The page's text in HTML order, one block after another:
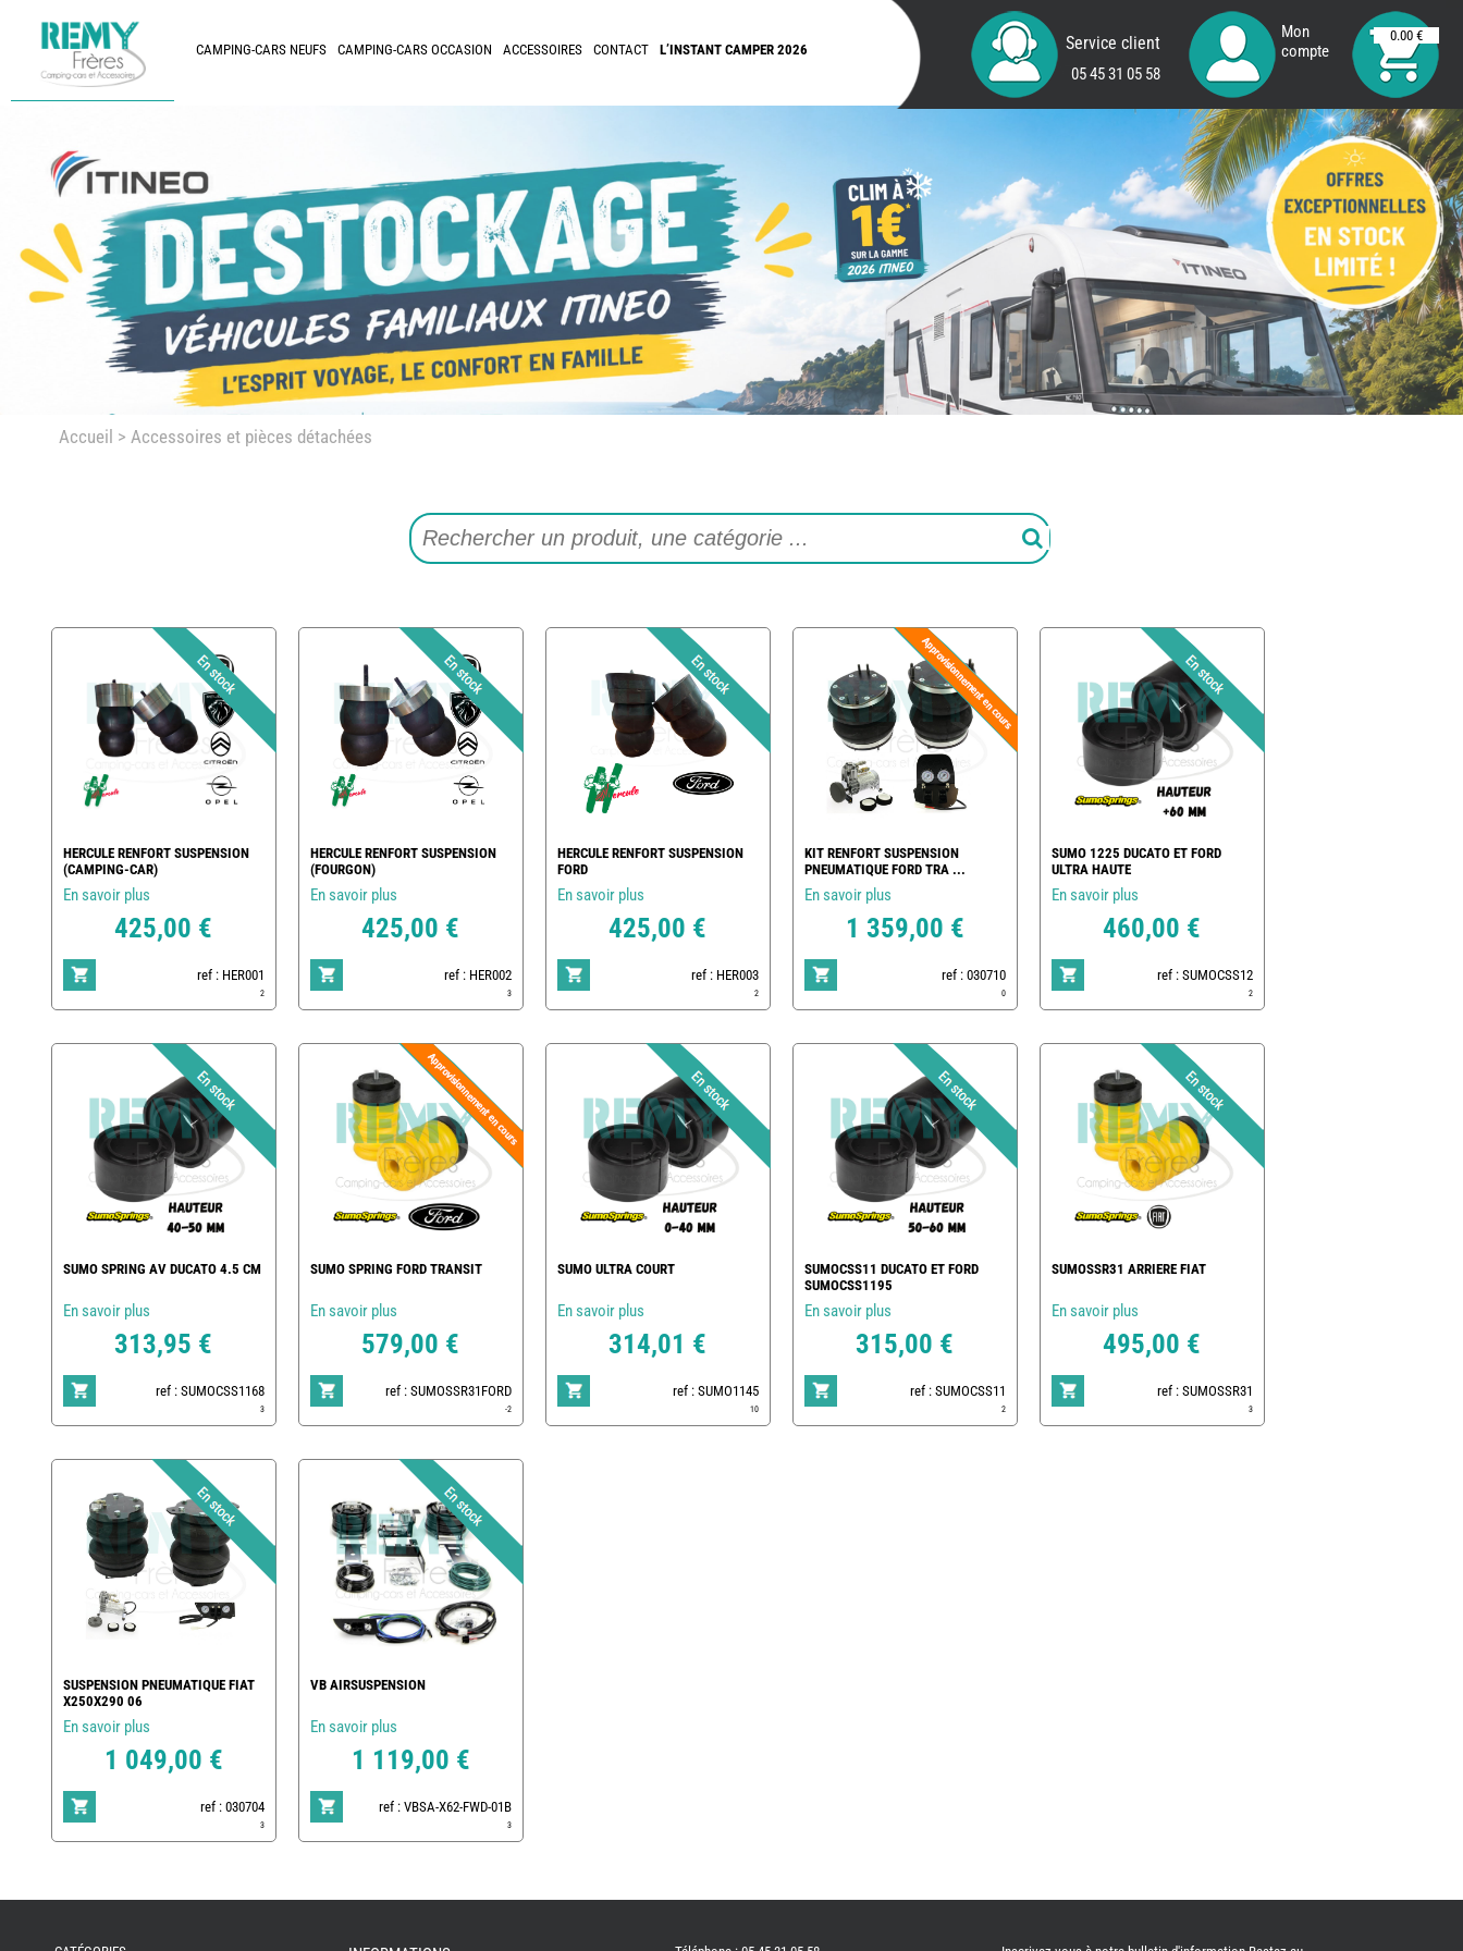
CAMPING-CARS NEUFS CAMPING-CARS OCCASION ACCESSOIRES CONTACT L’INSTANT CAMPER 2026 Service client
05 45 31 05 58
Mon
compte
0.00 €
Accueil > Accessoires et pièces détachées
HERCULE RENFORT SUSPENSION
(CAMPING-CAR)
En savoir plus
425,00 €
ref : HER001
2
HERCULE RENFORT SUSPENSION
(FOURGON)
En savoir plus
425,00 €
ref : HER002
3
HERCULE RENFORT SUSPENSION
FORD
En savoir plus
425,00 €
ref : HER003
2
KIT RENFORT SUSPENSION
PNEUMATIQUE FORD TRA ...
En savoir plus
1 359,00 €
ref : 030710
0
SUMO 1225 DUCATO ET FORD
ULTRA HAUTE
En savoir plus
460,00 €
ref : SUMOCSS12
2
SUMO SPRING AV DUCATO 4.5 CM
En savoir plus
313,95 €
ref : SUMOCSS1168
3
SUMO SPRING FORD TRANSIT
En savoir plus
579,00 €
ref : SUMOSSR31FORD
-2
SUMO ULTRA COURT
En savoir plus
314,01 €
ref : SUMO1145
10
SUMOCSS11 DUCATO ET FORD
SUMOCSS1195
En savoir plus
315,00 €
ref : SUMOCSS11
2
SUMOSSR31 ARRIERE FIAT
En savoir plus
495,00 €
ref : SUMOSSR31
3
SUSPENSION PNEUMATIQUE FIAT
X250X290 06
En savoir plus
1 049,00 €
ref : 030704
3
VB AIRSUSPENSION
En savoir plus
1 119,00 €
ref : VBSA-X62-FWD-01B
3
FRERES